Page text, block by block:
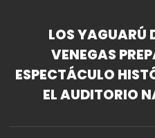
LOS YAGUARÚ
VENEGAS
ESPECTÁCULO
EL AUDITORIO